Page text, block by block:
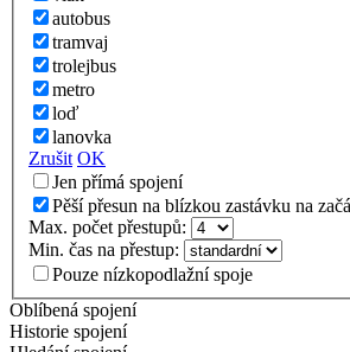
autobus
tramvaj
trolejbus
metro
loď
lanovka
Zrušit OK
Jen přímá spojení
Pěší přesun na blízkou zastávku na
Max. počet přestupů:
Min. čas na přestup:
Pouze nízkopodlažní spoje
Oblíbená spojení
Historie spojení